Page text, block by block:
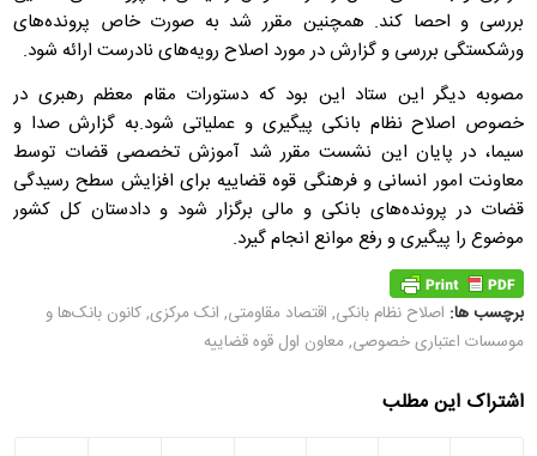
بررسی و احصا کند. همچنین مقرر شد به صورت خاص پرونده‌های
ورشکستگی بررسی و گزارش در مورد اصلاح رویه‌های نادرست ارائه شود.
مصوبه دیگر این ستاد این بود که دستورات مقام معظم رهبری در
خصوص اصلاح نظام بانکی پیگیری و عملیاتی شود.به گزارش صدا و
سیما، در پایان این نشست مقرر شد آموزش تخصصی قضات توسط
معاونت امور انسانی و فرهنگی قوه قضاییه برای افزایش سطح رسیدگی
قضات در پرونده‌های بانکی و مالی برگزار شود و دادستان کل کشور
موضوع را پیگیری و رفع موانع انجام گیرد.
برچسب ها: اصلاح نظام بانکی, اقتصاد مقاومتی, انک مرکزی,کانون بانک‌ها و
موسسات اعتباری خصوصی, معاون اول قوه قضاییه
اشتراک این مطلب